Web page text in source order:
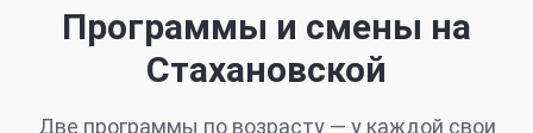
Программы и смены на
Стахановской
Две программы по возрасту — у каждой свои